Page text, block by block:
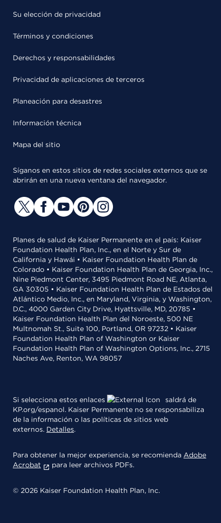
Su elección de privacidad
Términos y condiciones
Derechos y responsabilidades
Privacidad de aplicaciones de terceros
Planeación para desastres
Información técnica
Mapa del sitio
Síganos en estos sitios de redes sociales externos que se
abrirán en una nueva ventana del navegador.
Planes de salud de Kaiser Permanente en el país: Kaiser
Foundation Health Plan, Inc., en el Norte y Sur de
California y Hawái • Kaiser Foundation Health Plan de
Colorado • Kaiser Foundation Health Plan de Georgia, Inc.,
Nine Piedmont Center, 3495 Piedmont Road NE, Atlanta,
GA 30305 • Kaiser Foundation Health Plan de Estados del
Atlántico Medio, Inc., en Maryland, Virginia, y Washington,
D.C., 4000 Garden City Drive, Hyattsville, MD, 20785 •
Kaiser Foundation Health Plan del Noroeste, 500 NE
Multnomah St., Suite 100, Portland, OR 97232 • Kaiser
Foundation Health Plan of Washington or Kaiser
Foundation Health Plan of Washington Options, Inc., 2715
Naches Ave, Renton, WA 98057
Si selecciona estos enlaces
saldrá de
KP.org/espanol. Kaiser Permanente no se responsabiliza
de la información o las políticas de sitios web
externos. Detalles.
Para obtener la mejor experiencia, se recomienda Adobe
Acrobat
para leer archivos PDFs.
© 2026 Kaiser Foundation Health Plan, Inc.